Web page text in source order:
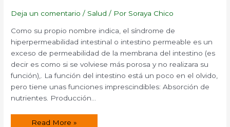
Deja un comentario / Salud / Por Soraya Chico
Como su propio nombre indica, el síndrome de
hiperpermeabilidad intestinal o intestino permeable es un
exceso de permeabilidad de la membrana del intestino (es
decir es como si se volviese más porosa y no realizara su
función),. La función del intestino está un poco en el olvido,
pero tiene unas funciones imprescindibles: Absorción de
nutrientes. Producción…
Lo
Read More »